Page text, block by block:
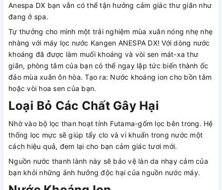
Anespa DX bạn vẫn có thể tận hưởng cảm giác thư giãn như
đang ở spa.
Tự thưởng cho mình một trải nghiệm mùa xuân nóng nhẹ nhẹ
nhàng với máy lọc nước Kangen ANESPA DX! Với dòng nước
khoáng đã được làm muối khoáng và vòi sen mát-xa thư
giãn, phòng tắm của bạn có thể ngay lập tức biến thành ốc
đảo mùa xuân ôn hòa. Tạo ra: Nước khoáng ion cho bồn tắm
hoặc vòi hoa sen của bạn.
Loại Bỏ Các Chất Gây Hại
Nhờ vào bộ lọc than hoạt tính Futama-gốm lọc bên trong. Hệ
thống lọc mực sẽ giúp tẩy clo và vi khuẩn trong nước một
cách hiệu quả, đem lại cho bạn cảm giác tươi mới.
Nguồn nước thanh lành này sẽ bảo vệ làn da nhạy cảm của
bạn khỏi những ảnh hưởng độc hại của nguồn nước máy.